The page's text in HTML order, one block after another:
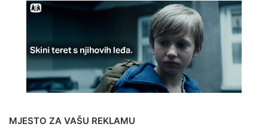
MJESTO ZA VAŠU REKLAMU